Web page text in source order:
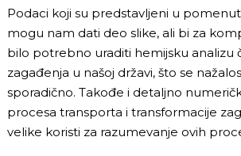
Podaci koji su predstavljeni u
mogu nam dati deo slike, ali bi za
bilo potrebno uraditi hemijsku analizu
zagađenja u našoj državi, što se
sporadično. Takođe i detaljno
procesa transporta i transformacije
velike koristi za razumevanje ovih